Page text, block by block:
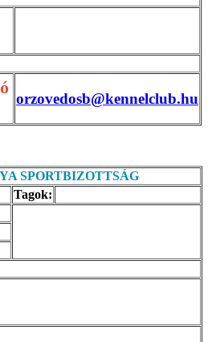
orzovedosb@kennelclub.hu
SPORTBIZOTTSÁG
Tagok: